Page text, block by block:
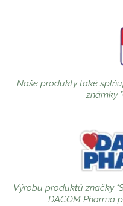
Naše produkty také
známky
Výrobu produktů značky
DACOM Pharma